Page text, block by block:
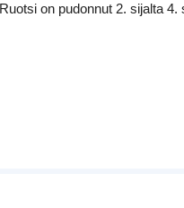
on pudonnut 2. sijalta 4.